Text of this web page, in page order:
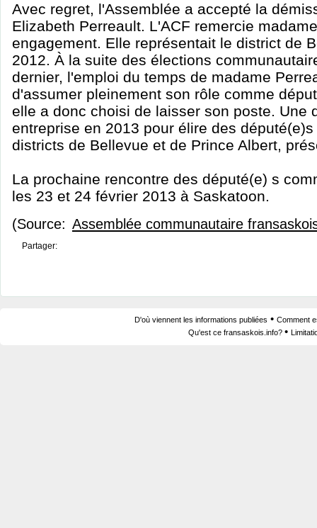
Avec regret, l'Assemblée a accepté la
Elizabeth Perreault. L'ACF remercie
engagement. Elle représentait le district de
2012. À la suite des élections
dernier, l'emploi du temps de madame
d'assumer pleinement son rôle comme
elle a donc choisi de laisser son poste. Une
entreprise en 2013 pour élire des
districts de Bellevue et de Prince Albert,
La prochaine rencontre des député(e) s
les 23 et 24 février 2013 à Saskatoon.
(Source: Assemblée communautaire
Partager:
D'où viennent les informations publiées • Comment
Qu'est ce fransaskois.info? •